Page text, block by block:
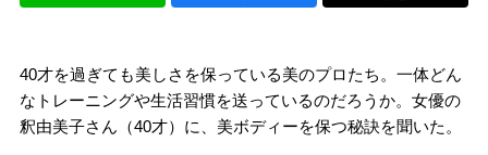
40才を過ぎても美しさを保っている美のプロたち。一体どん
なトレーニングや生活習慣を送っているのだろうか。女優の
釈由美子さん（40才）に、美ボディーを保つ秘訣を聞いた。